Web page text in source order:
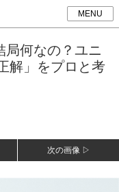
MENU
局何なの？ユニ
解」をプロと考
次の画像 ▷